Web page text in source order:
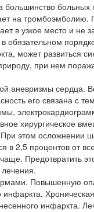
больных
на тромбоэмболию.
в узкое место и не
обязательном
может развиться
при нем
аневризмы сердца.
его связана с
хирургическое
этом осложнении
в 2,5 процентов от
Предотвратить
Повышенную
инфаркта.
инфаркта.